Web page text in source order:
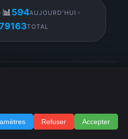
Refuser Accepter
📊 594AUJOURD'HUI
TOTAL
des images